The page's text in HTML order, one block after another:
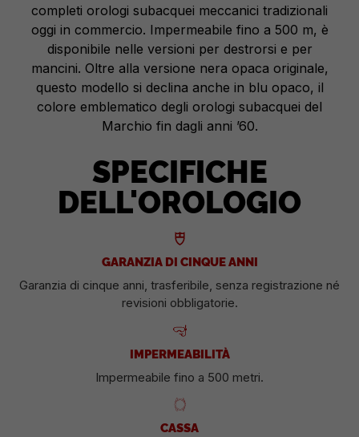
completi orologi subacquei meccanici tradizionali
oggi in commercio. Impermeabile fino a 500 m, è
disponibile nelle versioni per destrorsi e per
mancini. Oltre alla versione nera opaca originale,
questo modello si declina anche in blu opaco, il
colore emblematico degli orologi subacquei del
Marchio fin dagli anni ’60.
SPECIFICHE
DELL'OROLOGIO
GARANZIA DI CINQUE ANNI
Garanzia di cinque anni, trasferibile, senza registrazione né
revisioni obbligatorie.
IMPERMEABILITÀ
Impermeabile fino a 500 metri.
CASSA